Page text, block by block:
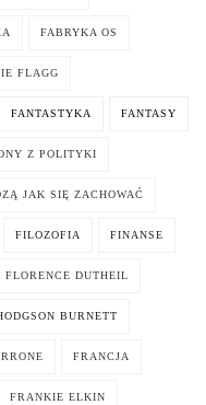
FABRYKA OS
FLAGG
FANTASTYKA FANTASY
Z POLITYKI
JAK SIĘ ZACHOWAĆ
FILOZOFIA FINANSE
FLORENCE DUTHEIL
BURNETT
FRANCJA
FRANKIE ELKIN